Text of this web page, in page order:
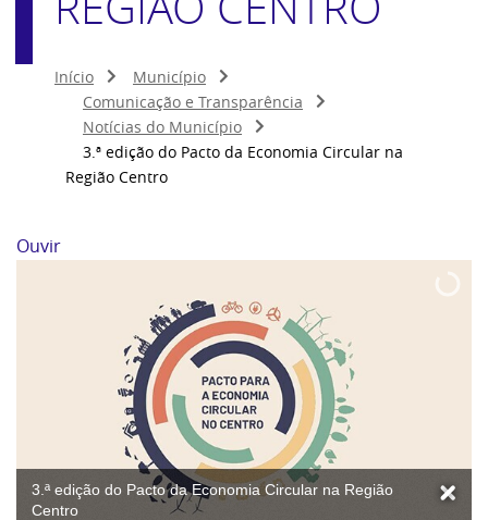
Início
Município
Comunicação e Transparência
Notícias do Município
3.ª edição do Pacto da Economia Circular na
Região Centro
Ouvir
3.ª edição do Pacto da Economia Circular na Região
Centro